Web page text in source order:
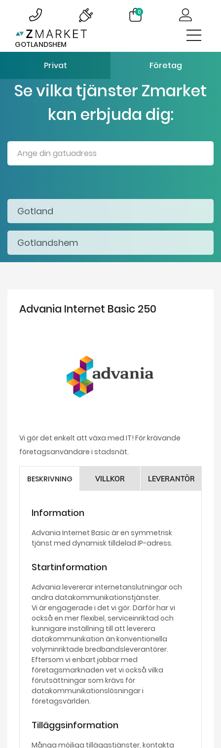
0
GOTLANDSHEM
Privat Företag
Se vilka tjänster Zmarket
kan erbjuda dig:
Advania Internet Basic 250
Vi gör det enkelt att växa med IT! För krävande
företagsanvändare i stadsnät.
BESKRIVNING VILLKOR LEVERANTÖR
Information
Advania Internet Basic är en symmetrisk
tjänst med dynamisk tilldelad IP-adress.
Startinformation
Advania levererar internetanslutningar och
andra datakommunikationstjänster.
Vi är engagerade i det vi gör. Därför har vi
också en mer flexibel, serviceinriktad och
kunnigare inställning till att leverera
datakommunikation än konventionella
volyminriktade bredbandsleverantörer.
Eftersom vi enbart jobbar med
företagsmarknaden vet vi också vilka
förutsättningar som krävs för
datakommunikationslösningar i
företagsvärlden.
Tilläggsinformation
Många möjliga tilläggstjänster, kontakta